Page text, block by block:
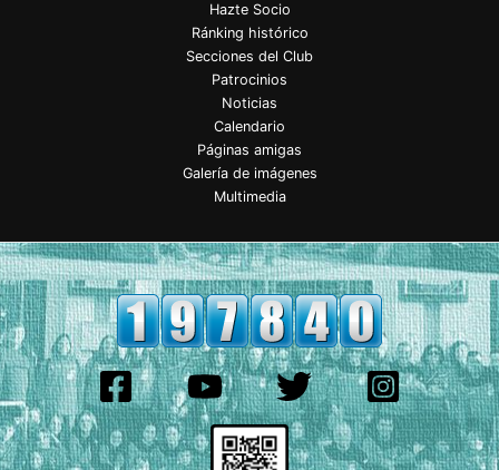
Hazte Socio
Ránking histórico
Secciones del Club
Patrocinios
Noticias
Calendario
Páginas amigas
Galería de imágenes
Multimedia